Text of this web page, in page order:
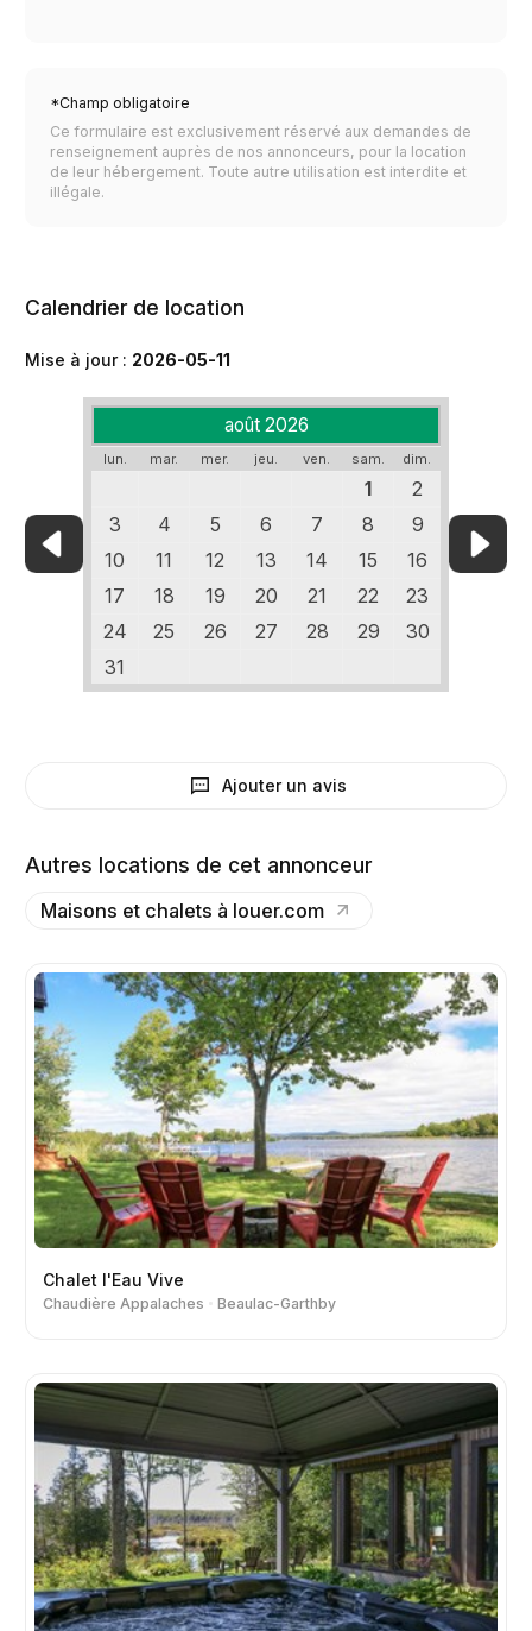
*Champ obligatoire
Ce formulaire est exclusivement réservé aux demandes de
renseignement auprès de nos annonceurs, pour la location
de leur hébergement. Toute autre utilisation est interdite et
illégale.
Calendrier de location
Mise à jour : 2026-05-11
août 2026
lun. mar. mer. jeu. ven. sam. dim.
1
2
3
4 5 6 7 8
9
10
11 12 13 14 15
16
17
18 19 20 21 22
23
24
25 26 27 28 29
30
31
Ajouter un avis
Autres locations de cet annonceur
Maisons et chalets à louer.com
Chalet l'Eau Vive
Chaudière Appalaches Beaulac-Garthby